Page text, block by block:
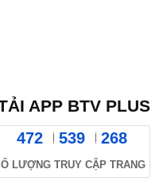
APP BTV PLUS
472 539 268
LƯỢNG TRUY CẬP TRANG